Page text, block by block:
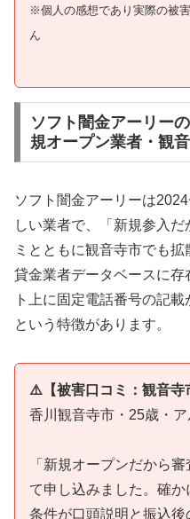
※個人の感想であり実際の被
ん
ソフト闇金アーリー
規オープン業者・観
ソフト闇金アーリーは
しい業者で、「新規参入
ミとともに観音寺市でも
貸金業者データベースに存
ト上に固定電話番号の記
という特徴があります。
⚠️【被害口コミ：観音寺
香川観音寺市・25歳・
「新規オープンだから
て申し込みました。確か
条件が口頭説明と振込後